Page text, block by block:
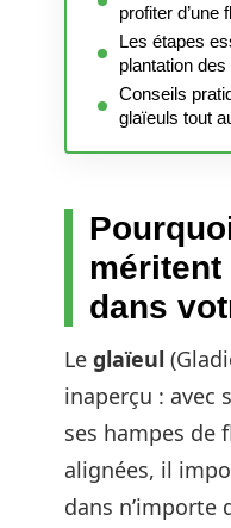
profiter d’une
Les étapes
plantation
Conseils
glaïeuls tout
méritent
dans
Le glaïeul
inaperçu : avec
ses hampes de
alignées, il
dans n’importe